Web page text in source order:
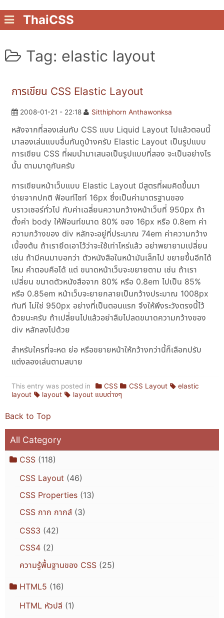
ThaiCSS
Tag: elastic layout
การเขียน CSS Elastic Layout
2008-01-21 - 22:18 Sitthiphorn Anthawonksa
หลังจากที่ลองเล่นกับ CSS แบบ Liquid Layout ไปแล้วตอนนี้
มาลองเล่นแบบอื่นกันดูบ้างครับ Elastic Layout เป็นรูปแบบ
การเขียน CSS ที่ผมนำมาเสนอเป็นรูปแบบที่สอง จะเป็นอย่างไร
นั้น ตามมาดูกันครับ
การเขียนหน้าเว็บแบบ Elastic Layout มีสูตรที่ผมคิดขึ้นมา
ง่ายจากปกติ ฟ้อนท์ไซท์ 16px ซึ่งเป็นค่ามาตรฐานของ
บราวเซอร์ทั่วไป กับค่าเฉลี่ยนความกว้างหน้าเว็บที่ 950px ถ้า
ตั้งค่า body ให้ฟ้อนท์ขนาด 80% ของ 16px หรือ 0.8em ค่า
ความกว้างของ div หลักจะอยู่ที่ประมาณ 74em ค่าความกว้าง
เบื้องต้น ถ้าเรายึดเอาไว้ว่าจะใช้เท่าไหร่แล้ว อย่าพยายามเปลี่ยน
เช่น ถ้ามีคนมาบอกว่า ตัวหนังสือในหน้ามันเล็กไป ขยายขึ้นอีกได้
ไหม คำตอบคือได้ แต่ ขนาดหน้าเว็บจะขยายตาม เช่น ถ้าเรา
เปลี่ยน ขนาดตัวหนังสือจาก 80% หรือ 0.8em ไปเป็น 85%
หรือ 0.85em หน้าเว็บจะยายกลายเป็นกว้างประมาณ 1008px
ทันที ไม่ใช่ 950px อย่างที่เป็นตอนแรก จึงให้พึงระวังตรงนี้ไว้
ด้วยนะครับ ถ้าเปลี่ยนไปแล้วอย่าลืมไปลดขนาดความกว้างของ
div หลักลงไปด้วย
สำหรับใครที่จะหด ย่อ หรือขยายหน้าให้กว้างกว่านี้ก็เลือกปรับ
แต่งลองเล่นตามสบาย
This entry was posted in CSS CSS Layout
elastic
layout
layout layout แบบต่างๆ
Back to Top
All Category
CSS(118)
CSS Layout (46)
CSS Properties(13)
CSS กาก กากส์(3)
CSS3 (42)
CSS4(2)
ความรู้พื้นฐานของ CSS(25)
HTML5 (16)
HTML หัวปลี (1)